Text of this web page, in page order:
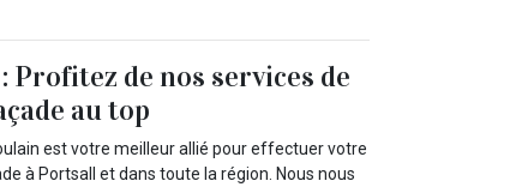
de nos services de
au top
est votre meilleur allié pour effectuer votre
à Portsall et dans toute la région. Nous nous